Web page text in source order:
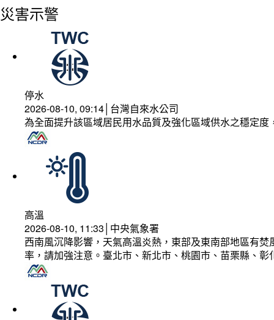
災害示警
停水
2026-08-10, 09:14│台灣自來水公司
為全面提升該區域居民用水品質及強化區域供水之穩定
高溫
2026-08-10, 11:33│中央氣象署
西南風沉降影響，天氣高溫炎熱，東部及東南部地區有
率，請加強注意。臺北市、新北市、桃園市、苗栗縣、